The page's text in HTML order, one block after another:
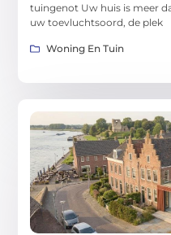
tuingenot Uw huis is meer
uw toevluchtsoord, de plek
Woning En Tuin